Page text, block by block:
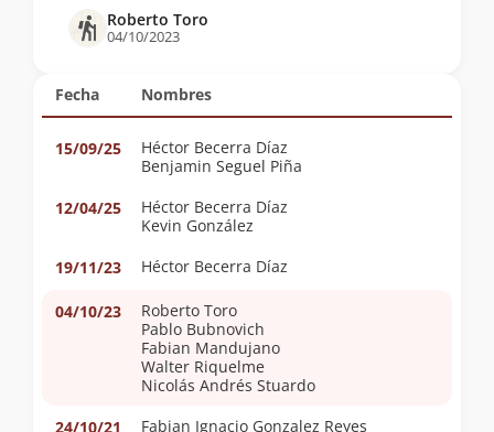
Fecha Nombres
15/09/25
Héctor Becerra Díaz
Benjamin Seguel Piña
12/04/25
Héctor Becerra Díaz
Kevin González
19/11/23
Héctor Becerra Díaz
04/10/23
Roberto Toro
Pablo Bubnovich
Fabian Mandujano
Walter Riquelme
Nicolás Andrés Stuardo
24/10/21
Fabian Ignacio Gonzalez Reyes
Roberto Toro
04/10/2023